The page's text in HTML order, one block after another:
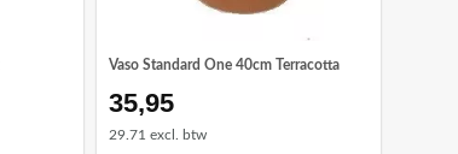
Vaso Standard One 40cm Terracotta
35,95
29.71 excl. btw